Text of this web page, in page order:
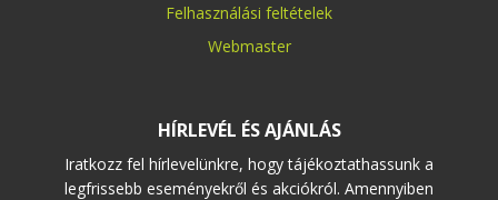
Felhasználási feltételek
Webmaster
HÍRLEVÉL ÉS AJÁNLÁS
Iratkozz fel hírlevelünkre, hogy tájékoztathassunk a
legfrissebb eseményekről és akciókról. Amennyiben